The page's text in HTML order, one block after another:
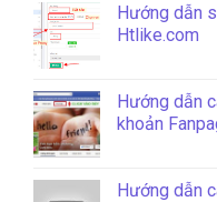
Hướng dẫn
Htlike.com
Hướng dẫn
khoản
Hướng dẫn